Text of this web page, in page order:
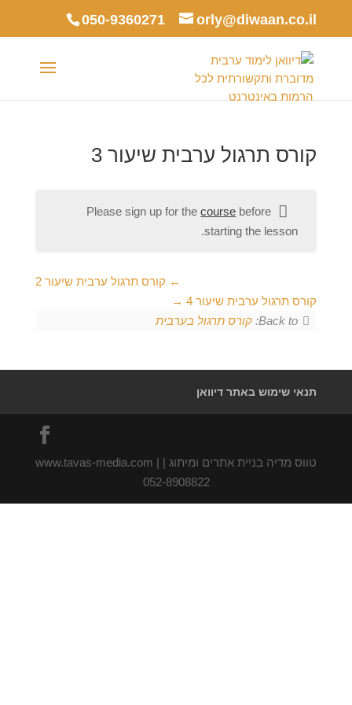
050-9360271 orly@diwaan.co.il
קורס תרגול ערבית שיעור 3
Please sign up for thecourse before
starting the lesson.
קורס תרגול ערבית שיעור 2
קורס תרגול ערבית שיעור 4
Back to: קורס תרגול בערבית
תנאי שימוש באתר דיוואן
טווס מדיה בניית אתרים ומיתוג | www.tavas-media.com |
052-8908822